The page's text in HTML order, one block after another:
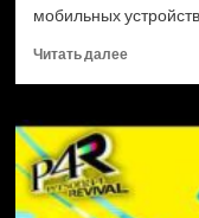
мобильных
Читать далееПрочитать
Brave
Frontier